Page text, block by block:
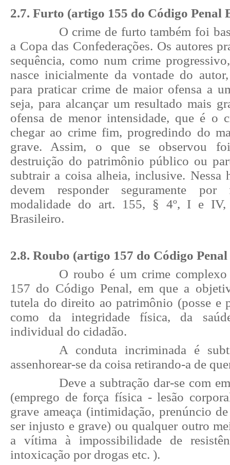
2.7. Furto (artigo 155 do Código Penal
O crime de furto também foi
a Copa das Confederações. Os autores
sequência, como num crime
nasce inicialmente da vontade do
para praticar crime de maior ofensa a
seja, para alcançar um resultado mais
ofensa de menor intensidade, que é o
chegar ao crime fim, progredindo do
grave. Assim, o que se observou
destruição do patrimônio público ou
subtrair a coisa alheia, inclusive. Nessa
devem responder seguramente por
modalidade do art. 155, § 4º, I e IV,
Brasileiro.
2.8. Roubo (artigo 157 do Código
O roubo é um crime
157 do Código Penal, em que a
tutela do direito ao patrimônio (posse e
como da integridade física, da
individual do cidadão.
A conduta incriminada é
assenhorear-se da coisa retirando-a de
Deve a subtração dar-se com
(emprego de força física - lesão
grave ameaça (intimidação, prenúncio
ser injusto e grave) ou qualquer outro
a vítima à impossibilidade de
intoxicação por drogas etc. ).